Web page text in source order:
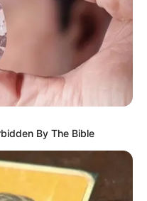
คู่สมพงศ์ตามปีนักษัตร
By The Bible